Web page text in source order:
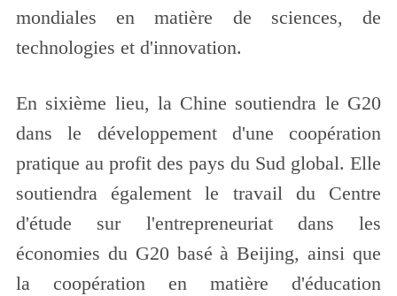
mondiales en matière de sciences, de
technologies et d'innovation.
En sixième lieu, la Chine soutiendra le G20
dans le développement d'une coopération
pratique au profit des pays du Sud global. Elle
soutiendra également le travail du Centre
d'étude sur l'entrepreneuriat dans les
économies du G20 basé à Beijing, ainsi que
la coopération en matière d'éducation